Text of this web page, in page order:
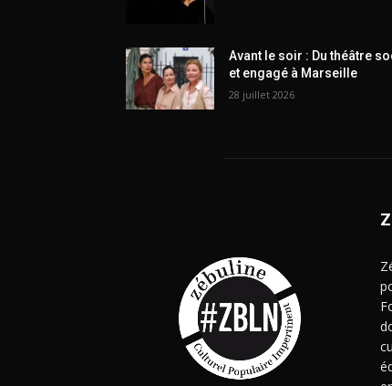
Avant le soir : Du théâtre
et engagé à Marseille
28 juillet 2026